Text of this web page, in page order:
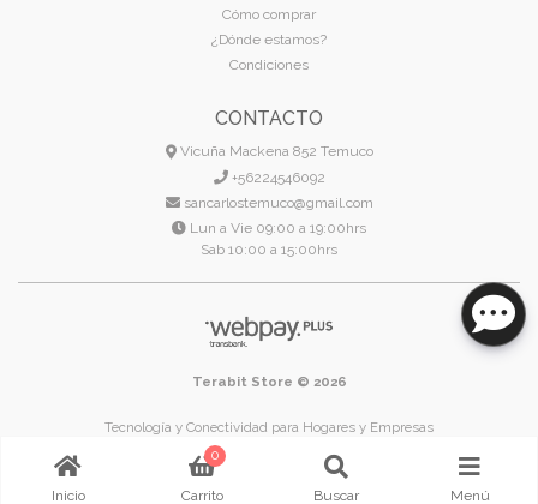
Cómo comprar
¿Dónde estamos?
Condiciones
CONTACTO
Vicuña Mackena 852 Temuco
+56224546092
sancarlostemuco@gmail.com
Lun a Vie 09:00 a 19:00hrs
Sab 10:00 a 15:00hrs
Terabit Store © 2026
Tecnología y Conectividad para Hogares y Empresas
Temuco - Región de La Araucanía - Chile
Inicio
0
Carrito Buscar Menú